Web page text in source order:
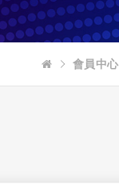
會員中心